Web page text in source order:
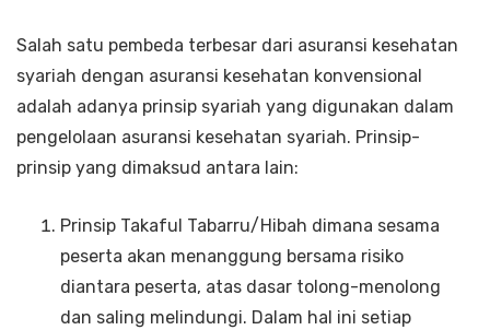
Salah satu pembeda terbesar dari asuransi kesehatan
syariah dengan asuransi kesehatan konvensional
adalah adanya prinsip syariah yang digunakan dalam
pengelolaan asuransi kesehatan syariah. Prinsip-
prinsip yang dimaksud antara lain:
Prinsip Takaful Tabarru/Hibah dimana sesama
peserta akan menanggung bersama risiko
diantara peserta, atas dasar tolong-menolong
dan saling melindungi. Dalam hal ini setiap